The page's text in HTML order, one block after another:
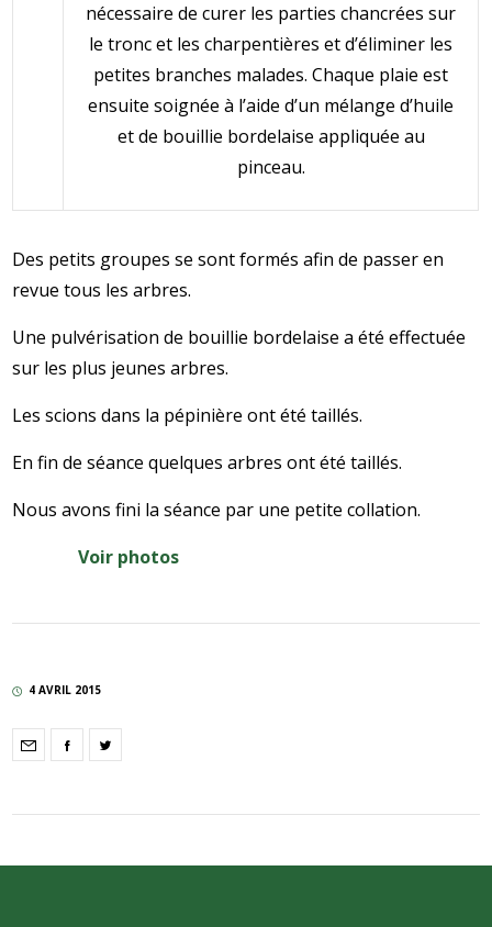
nécessaire de curer les parties chancrées sur
le tronc et les charpentières et d’éliminer les
petites branches malades. Chaque plaie est
ensuite soignée à l’aide d’un mélange d’huile
et de bouillie bordelaise appliquée au
pinceau.
Des petits groupes se sont formés afin de passer en
revue tous les arbres.
Une pulvérisation de bouillie bordelaise a été effectuée
sur les plus jeunes arbres.
Les scions dans la pépinière ont été taillés.
En fin de séance quelques arbres ont été taillés.
Nous avons fini la séance par une petite collation.
Voir photos
4 AVRIL 2015